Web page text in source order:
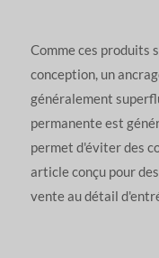
Comme ces produits
conception, un
généralement
permanente est
permet d'éviter des
article conçu pour
vente au détail